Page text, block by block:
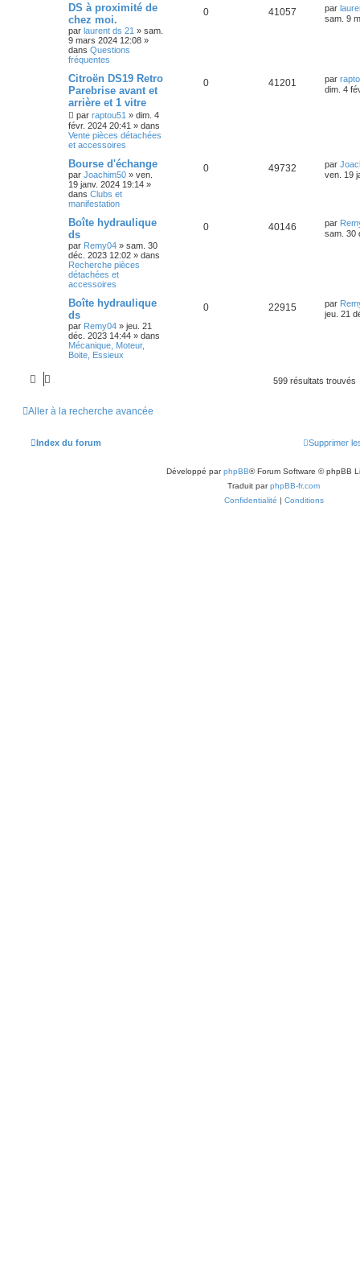
DS à proximité de
chez moi.
par laurent ds 21 » sam.
9 mars 2024 12:08 »
dans Questions
fréquentes
0 41057 par
sam. 9
Citroën DS19 Retro
Parebrise avant et
arrière et 1 vitre
par raptou51 » dim. 4
févr. 2024 20:41 » dans
Vente pièces détachées
et accessoires
0 41201 par
dim. 4
Bourse d'échange
par Joachim50 » ven.
19 janv. 2024 19:14 »
dans Clubs et
manifestation
0 49732 par
ven. 19
Boîte hydraulique
ds
par Remy04 » sam. 30
déc. 2023 12:02 » dans
Recherche pièces
détachées et
accessoires
0 40146 par
sam. 30
Boîte hydraulique
ds
par Remy04 » jeu. 21
déc. 2023 14:44 » dans
Mécanique, Moteur,
Boite, Essieux
0 22915 par
jeu. 21
599 résultats trouvés
Aller à la recherche avancée
Index du forum Supprimer
Développé parphpBB® Forum Software © phpBB
Traduit parphpBB-fr.com
Confidentialité | Conditions